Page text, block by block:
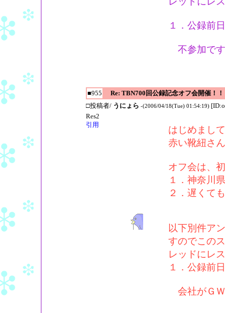
１．公録前
不参加で
■955 Re: TBN700回公録記念オフ会開催！！
□投稿者/ うにょら -(2006/04/18(Tue) 01:54:19)
Res2
引用
はじめまし
赤い靴紐さ
オフ会は、
１．神奈川
２．遅くて
以下別件ア
すのでこのス
レッドにレ
１．公録前
会社がＧＷ